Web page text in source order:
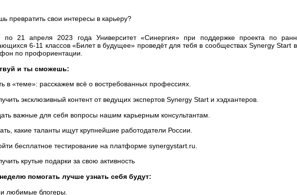
превратить свои интересы в карьеру?
21 апреля 2023 года Университет «Синергия» при поддержке проекта по
6-11 классов «Билет в будущее» проведёт для тебя в сообществах Synergy Start в
по профориентации.
и ты сможешь:
в «теме»: расскажем всё о востребованных профессиях.
эксклюзивный контент от ведущих экспертов Synergy Start и хэдхантеров.
важные для себя вопросы нашим карьерным консультантам.
какие таланты ищут крупнейшие работодатели России.
бесплатное тестирование на платформе synergystart.ru.
крутые подарки за свою активность
помогать лучше узнать себя будут:
любимые блогеры.